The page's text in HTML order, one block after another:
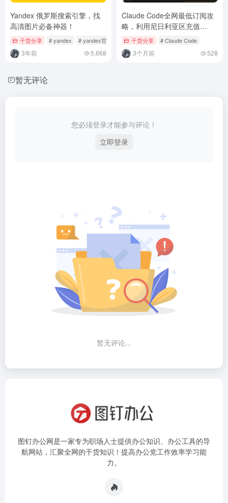
Yandex 俄罗斯搜索引擎，找
高清图片必备神器！
干货分享 # yandex # yandex官网
3年前 5,668
Claude Code全网最低订阅攻
略，利用尼日利亚区充值
Claude Code
干货分享 # Claude Code
3个月前 528
暂无评论
您必须登录才能参与评论！
立即登录
暂无评论...
图钉办公网是一家专为职场人士提供办公知识、办公工具的导
航网站，汇聚全网的干货知识！提高办公党工作效率学习能
力。